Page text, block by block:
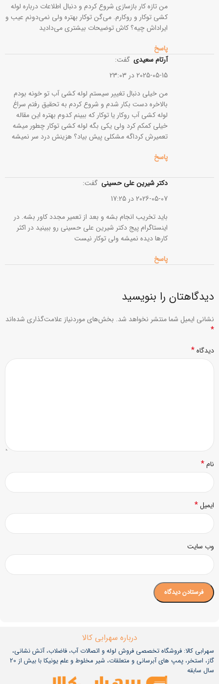
من تازه کار بازسازی شروع کردم و دنبال اطلاعات درباره لوله
کشی توکار و روکارم. می‌گن توکار بهتره ولی نمی‌دونم عیب و
ایراداش چیه؟ کاش توضیحات بیشتری می‌دادید
پاسخ
آرتام سعیدی گفت:
2025-05-15 در 23:03
من خیلی دنبال تغییر سیستم لوله کشی آب تو خونه بودم
بالاخره دست بکار شدم و شروع کردم به تحقیق رفتم سراغ
لوله کشی آب روکار یا توکار که ببینم کدوم بهتره این مقاله
خیلی کمکم کرد ولی یکی بگه لوله کشی توکار چطور میشه
تعمیرش کرداگه مشکلی پیش بیاد؟ هزینش درد سر نمیشه
پاسخ
دکتر شیرین علی حسینی گفت:
2026-05-07 در 17:25
باید تخریب انجام بشه و بعد از تعمیر مجدد کاور بشه. در
اینستاگرام پیج دکتر شیرین علی حسینی رو ببینید در اکثر
کارها دیده نمیشه ولی توکار نیست
پاسخ
دیدگاهتان را بنویسید
نشانی ایمیل شما منتشر نخواهد شد. بخش‌های موردنیاز علامت‌گذاری شده‌اند
*
دیدگاه*
نام*
ایمیل*
وب‌ سایت
درباره سهرابی کالا
سهرابی کالا: فروشگاه تخصصی فروش لوله و اتصالات آب، فاضلاب، آتش نشانی،
گاز، استخر، پمپ های آبرسانی و متعلقات، شیر مخلوط و علم یونیکا با بیش از 20
سال سابقه